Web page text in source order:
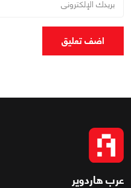
اضف تعليق
عرب هاردوير